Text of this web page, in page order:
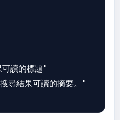
讀的標題"
尋結果可讀的摘要。"